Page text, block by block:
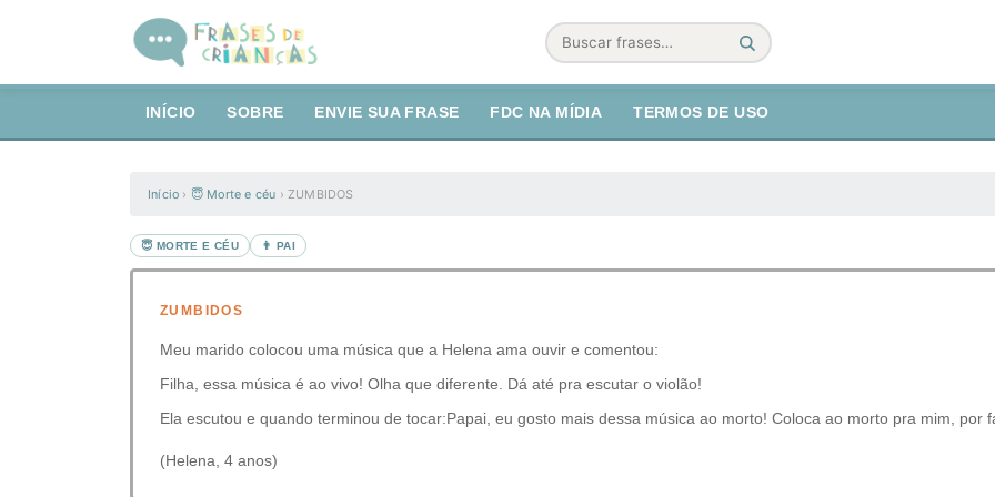
Buscar
INÍCIO SOBRE ENVIE SUA FRASE FDC NA MÍDIA TERMOS DE USO
Início › 😇 Morte e céu ›ZUMBIDOS
😇 MORTE E CÉU 👨 PAI
ZUMBIDOS
Meu marido colocou uma música que a Helena ama ouvir e comentou:
Filha, essa música é ao vivo! Olha que diferente. Dá até pra escutar o violão!
Ela escutou e quando terminou de tocar:Papai, eu gosto mais dessa música ao morto! Coloca ao morto pra mim, por
(Helena, 4 anos)